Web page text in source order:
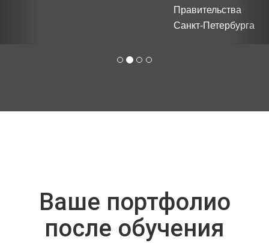
Правительства
Санкт-Петербурга
Ваше портфолио
после обучения